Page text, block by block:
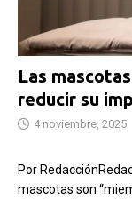
Las
reducir su
4 noviembre, 2025
Por
mascotas son